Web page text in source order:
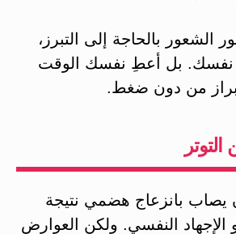
الشعور بالحاجة إلى التبرز،
نفسك. بل أعطِ نفسك الوقت
من دون ضغط.
يصاب بانزعاج هضمي نتيجة
الإجهاد النفسي. ولكن العوارض